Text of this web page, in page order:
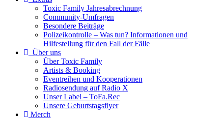
Toxic Family Jahresabrechnung
Community-Umfragen
Besondere Beiträge
Polizeikontrolle – Was tun? Informationen und
Hilfestellung für den Fall der Fälle
Über uns
Über Toxic Family
Artists & Booking
Eventreihen und Kooperationen
Radiosendung auf Radio X
Unser Label – ToFa.Rec
Unsere Geburtstagsflyer
Merch